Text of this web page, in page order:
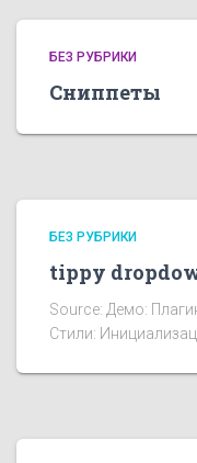
БЕЗ РУБРИКИ
Сниппеты
БЕЗ РУБРИКИ
tippy
Source: Демо:
Стили: